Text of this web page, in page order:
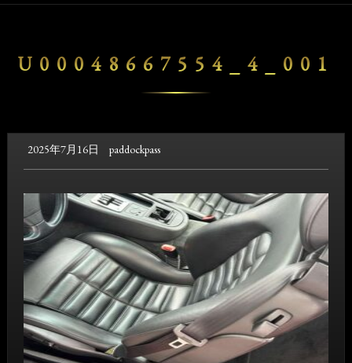
U00048667554_4_001
2025年7月16日 paddockpass